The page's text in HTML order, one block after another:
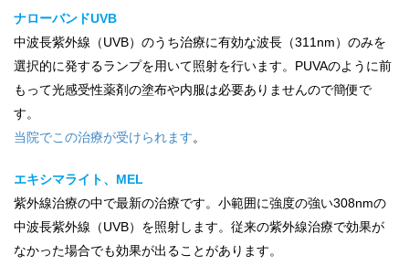
ナローバンドUVB
中波長紫外線（UVB）のうち治療に有効な波長（311nm）のみを
選択的に発するランプを用いて照射を行います。PUVAのように前
もって光感受性薬剤の塗布や内服は必要ありませんので簡便で
す。
当院でこの治療が受けられます。
エキシマライト、MEL
紫外線治療の中で最新の治療です。小範囲に強度の強い308nmの
中波長紫外線（UVB）を照射します。従来の紫外線治療で効果が
なかった場合でも効果が出ることがあります。